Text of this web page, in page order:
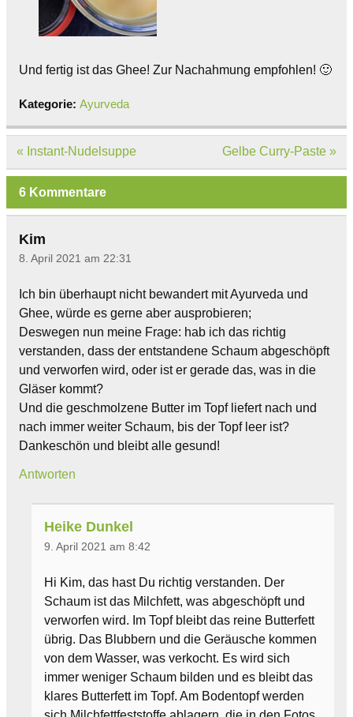
Und fertig ist das Ghee! Zur Nachahmung empfohlen! 🙂
Kategorie: Ayurveda
Beitragsnavigation
« Instant-Nudelsuppe Gelbe Curry-Paste »
6 Kommentare
Kim
8. April 2021 am 22:31
Ich bin überhaupt nicht bewandert mit Ayurveda und
Ghee, würde es gerne aber ausprobieren;
Deswegen nun meine Frage: hab ich das richtig
verstanden, dass der entstandene Schaum abgeschöpft
und verworfen wird, oder ist er gerade das, was in die
Gläser kommt?
Und die geschmolzene Butter im Topf liefert nach und
nach immer weiter Schaum, bis der Topf leer ist?
Dankeschön und bleibt alle gesund!
Antworten
Heike Dunkel
9. April 2021 am 8:42
Hi Kim, das hast Du richtig verstanden. Der
Schaum ist das Milchfett, was abgeschöpft und
verworfen wird. Im Topf bleibt das reine Butterfett
übrig. Das Blubbern und die Geräusche kommen
von dem Wasser, was verkocht. Es wird sich
immer weniger Schaum bilden und es bleibt das
klares Butterfett im Topf. Am Bodentopf werden